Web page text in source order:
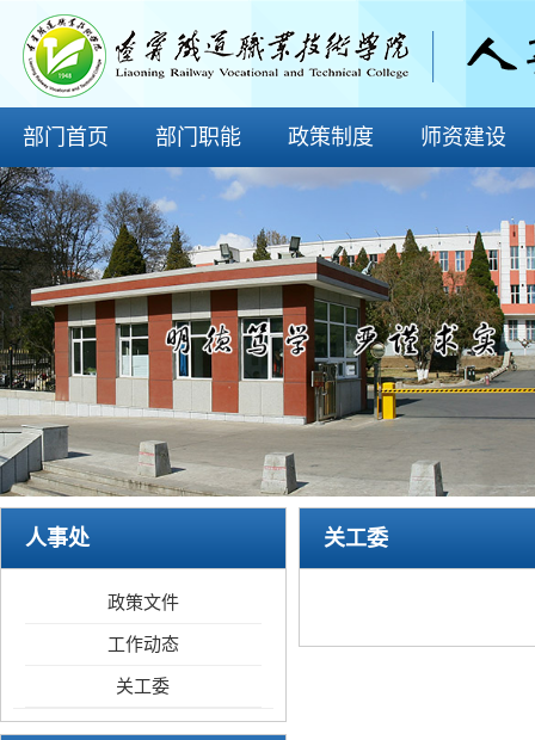
部门首页 部门职能 政策制度 师资建设
人事处
政策文件
工作动态
关工委
关工委